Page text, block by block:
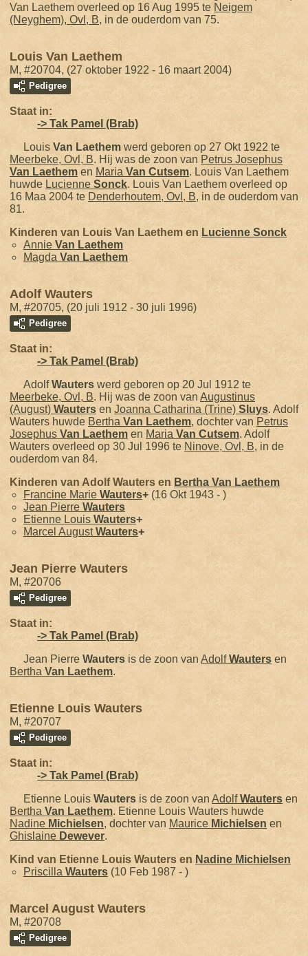
Van Laethem overleed op 16 Aug 1995 te Neigem
(Neyghem), Ovl, B, in de ouderdom van 75.
Louis Van Laethem
M, #20704, (27 oktober 1922 - 16 maart 2004)
Pedigree
Staat in:
-> Tak Pamel (Brab)
Louis Van Laethem werd geboren op 27 Okt 1922 te
Meerbeke, Ovl, B. Hij was de zoon van Petrus Josephus
Van Laethem en Maria Van Cutsem. Louis Van Laethem
huwde Lucienne Sonck. Louis Van Laethem overleed op
16 Maa 2004 te Denderhoutem, Ovl, B, in de ouderdom van
81.
Kinderen van Louis Van Laethem en Lucienne Sonck
Annie Van Laethem
Magda Van Laethem
Adolf Wauters
M, #20705, (20 juli 1912 - 30 juli 1996)
Pedigree
Staat in:
-> Tak Pamel (Brab)
AdolfWauters werd geboren op 20 Jul 1912 te
Meerbeke, Ovl, B. Hij was de zoon van Augustinus
(August) Wauters en Joanna Catharina (Trine) Sluys. Adolf
Wauters huwde Bertha Van Laethem, dochter van Petrus
Josephus Van Laethem en Maria Van Cutsem. Adolf
Wauters overleed op 30 Jul 1996 te Ninove, Ovl, B, in de
ouderdom van 84.
Kinderen van Adolf Wauters en Bertha Van Laethem
Francine Marie Wauters+ (16 Okt 1943 - )
Jean Pierre Wauters
Etienne Louis Wauters+
Marcel AugustWauters+
Jean Pierre Wauters
M, #20706
Pedigree
Staat in:
-> Tak Pamel (Brab)
Jean Pierre Wauters is de zoon van AdolfWauters en
Bertha Van Laethem.
Etienne Louis Wauters
M, #20707
Pedigree
Staat in:
-> Tak Pamel (Brab)
Etienne Louis Wauters is de zoon van AdolfWauters en
Bertha Van Laethem. Etienne Louis Wauters huwde
Nadine Michielsen, dochter van Maurice Michielsen en
Ghislaine Dewever.
Kind van Etienne Louis Wauters en Nadine Michielsen
Priscilla Wauters (10 Feb 1987 - )
Marcel August Wauters
M, #20708
Pedigree